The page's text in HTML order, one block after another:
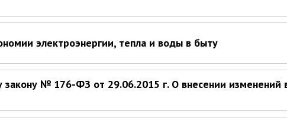
электроэнергии, тепла и воды в быту
№ 176-ФЗ от 29.06.2015 г. О внесении изменений